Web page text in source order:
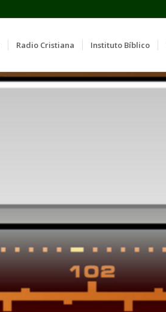
Radio Cristiana Instituto Bíblico